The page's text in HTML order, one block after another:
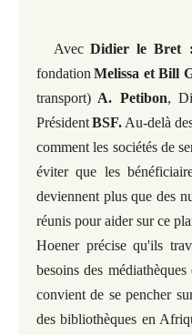
Avec Didier le Bret :
fondation Melissa et Bill
transport) A. Petibon,
PrésidentBSF. Au-delà
comment les sociétés de
éviter que les
deviennent plus que des
réunis pour aider sur ce
Hoener précise qu'ils
besoins des
convient de se pencher
des bibliothèques en